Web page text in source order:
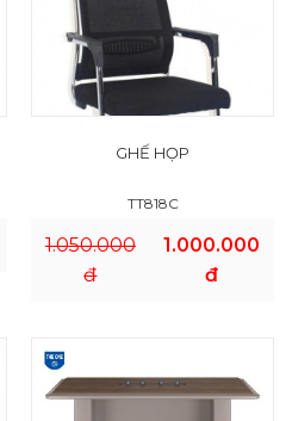
GHẾ HỌP
TT818C
1.050.000
đ
1.000.000
đ